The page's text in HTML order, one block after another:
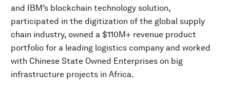
and IBM’s blockchain technology solution,
participated in the digitization of the global supply
chain industry, owned a $110M+ revenue product
portfolio for a leading logistics company and worked
with Chinese State Owned Enterprises on big
infrastructure projects in Africa.